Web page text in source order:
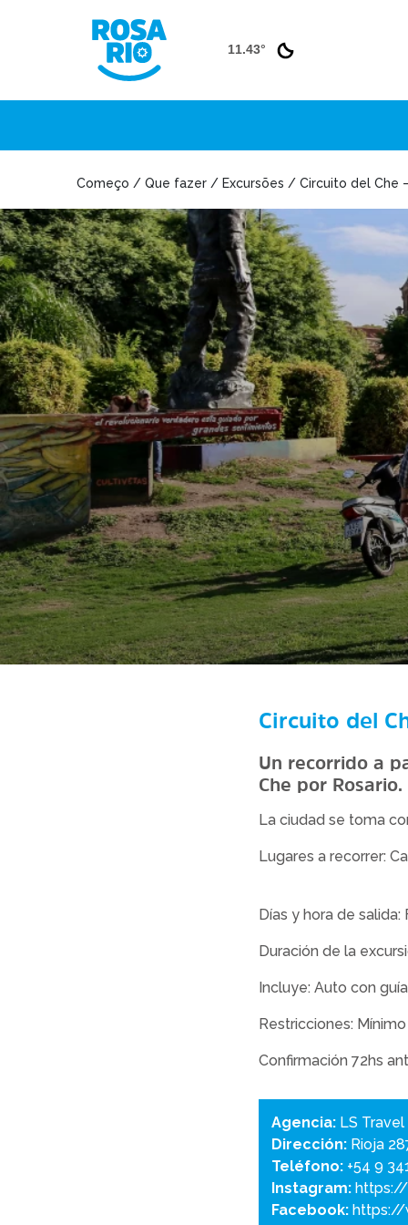
11.43°
Começo / Que fazer / Excursões / Circuito del Che
Circuito del
Un recorrido a
Che por Rosario.
La ciudad se toma
Lugares a recorrer:
Días y hora de
Duración de la
Incluye: Auto con
Restricciones:
Confirmación 72hs
Agencia: LS
Dirección: Rioja
Teléfono: +54 9
Instagram: https://
Facebook: https://